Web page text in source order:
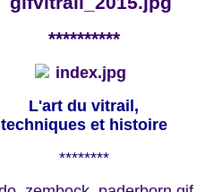
**********
L'art du vitrail,
techniques et histoire
********